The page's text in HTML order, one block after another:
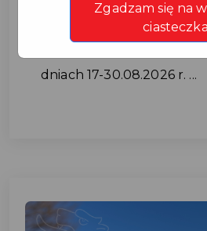
30.08.2026 r.
Utrudnienia w ruchu na
dniach 17-30.08.2026 r. ...
Zgadzam się na
ciasteczka